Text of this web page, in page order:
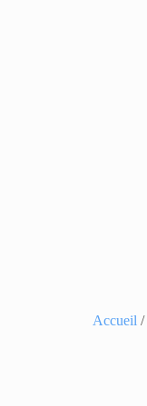
Accueil /